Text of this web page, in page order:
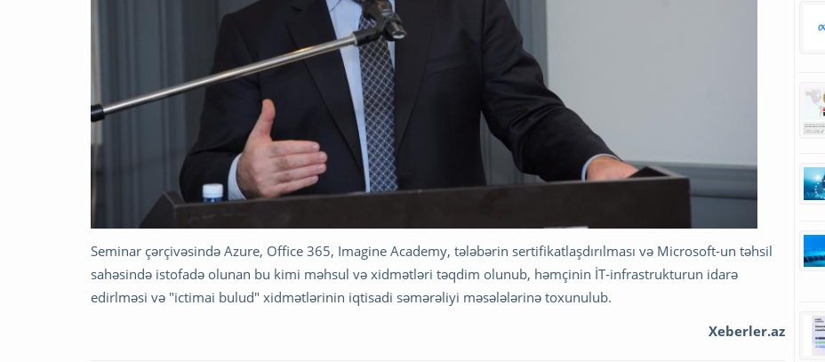
Seminar çərçivəsində Azure, Office 365, Imagine Academy, tələbərin sertifikatlaşdırılması və Microsoft-un təhsil
sahəsində istofadə olunan bu kimi məhsul və xidmətləri təqdim olunub, həmçinin İT-infrastrukturun idarə
edirlməsi və "ictimai bulud" xidmətlərinin iqtisadi səmərəliyi məsələlərinə toxunulub.
Xeberler.az